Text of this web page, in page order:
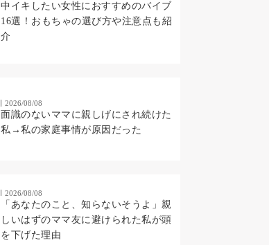
中イキしたい女性におすすめのバイブ
16選！おもちゃの選び方や注意点も紹
介
2026/08/08
面識のないママに親しげにされ続けた
私→私の家庭事情が原因だった
2026/08/08
「あなたのこと、知らないそうよ」親
しいはずのママ友に避けられた私が頭
を下げた理由